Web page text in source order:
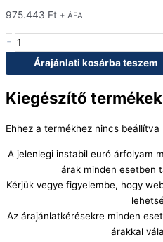
975.443 Ft + ÁFA
-
Árajánlati kosárba teszem
Kiegészítő termékek
Ehhez a termékhez nincs
A jelenlegi instabil euró árfolyam
árak minden esetben
Kérjük vegye figyelembe, hogy
Az árajánlatkérésekre minden
árakkal